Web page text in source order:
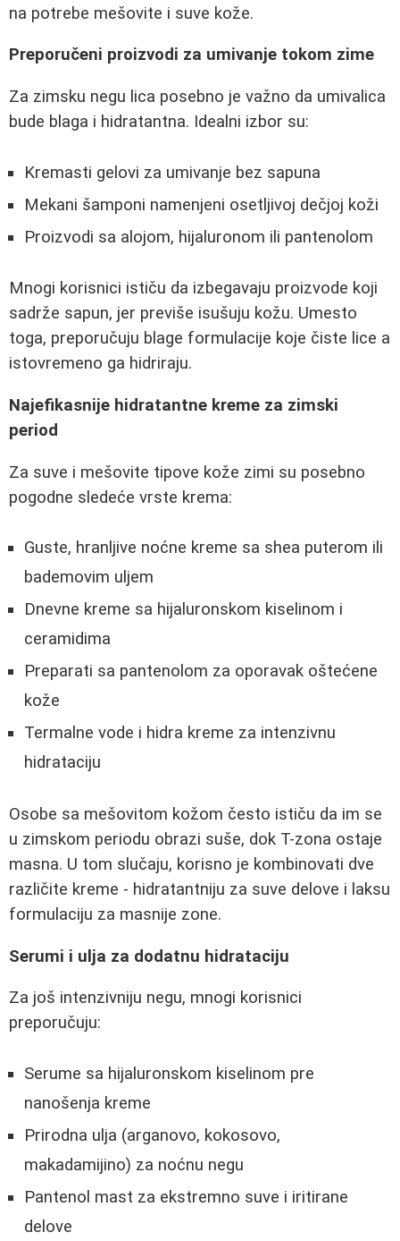
na potrebe mešovite i suve kože.
Preporučeni proizvodi za umivanje tokom zime
Za zimsku negu lica posebno je važno da umivalica
bude blaga i hidratantna. Idealni izbor su:
Kremasti gelovi za umivanje bez sapuna
Mekani šamponi namenjeni osetljivoj dečjoj koži
Proizvodi sa alojom, hijaluronom ili pantenolom
Mnogi korisnici ističu da izbegavaju proizvode koji
sadrže sapun, jer previše isušuju kožu. Umesto
toga, preporučuju blage formulacije koje čiste lice a
istovremeno ga hidriraju.
Najefikasnije hidratantne kreme za zimski
period
Za suve i mešovite tipove kože zimi su posebno
pogodne sledeće vrste krema:
Guste, hranljive noćne kreme sa shea puterom ili
bademovim uljem
Dnevne kreme sa hijaluronskom kiselinom i
ceramidima
Preparati sa pantenolom za oporavak oštećene
kože
Termalne vode i hidra kreme za intenzivnu
hidrataciju
Osobe sa mešovitom kožom često ističu da im se
u zimskom periodu obrazi suše, dok T-zona ostaje
masna. U tom slučaju, korisno je kombinovati dve
različite kreme - hidratantniju za suve delove i laksu
formulaciju za masnije zone.
Serumi i ulja za dodatnu hidrataciju
Za još intenzivniju negu, mnogi korisnici
preporučuju:
Serume sa hijaluronskom kiselinom pre
nanošenja kreme
Prirodna ulja (arganovo, kokosovo,
makadamijino) za noćnu negu
Pantenol mast za ekstremno suve i iritirane
delove